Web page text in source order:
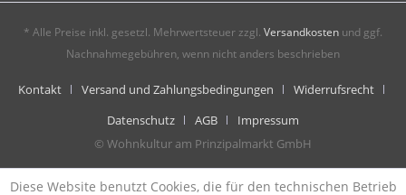
* Alle Preise inkl. gesetzl. Mehrwertsteuer zzgl. Versandkosten und ggf.
Nachnahmegebühren, wenn nicht anders beschrieben
Kontakt Versand und Zahlungsbedingungen
Widerrufsrecht
Datenschutz
AGB
Impressum
© Wohnkultur am Prinzipalmarkt GmbH
Diese Website benutzt Cookies, die für den technischen Betrieb